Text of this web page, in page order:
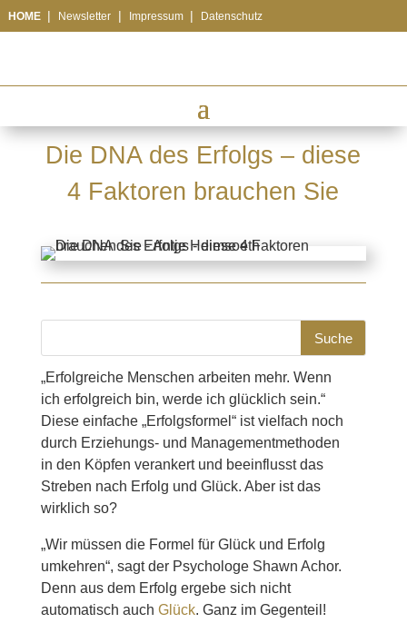
HOME | Newsletter| Impressum | Datenschutz
Die DNA des Erfolgs – diese
4 Faktoren brauchen Sie
„Erfolgreiche Menschen arbeiten mehr. Wenn
ich erfolgreich bin, werde ich glücklich sein.“
Diese einfache „Erfolgsformel“ ist vielfach noch
durch Erziehungs- und Managementmethoden
in den Köpfen verankert und beeinflusst das
Streben nach Erfolg und Glück. Aber ist das
wirklich so?
„Wir müssen die Formel für Glück und Erfolg
umkehren“, sagt der Psychologe Shawn Achor.
Denn aus dem Erfolg ergebe sich nicht
automatisch auch Glück. Ganz im Gegenteil!